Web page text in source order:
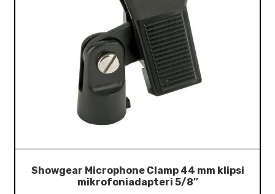
Showgear Microphone Clamp 44 mm klipsi
mikrofoniadapteri 5/8″